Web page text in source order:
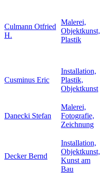
Culmann Otfried
H.
Malerei,
Objektkunst,
Plastik
Cusminus Eric
Installation,
Plastik,
Objektkunst
Danecki Stefan
Malerei,
Fotografie,
Zeichnung
Decker Bernd
Installation,
Objektkunst,
Kunst am
Bau